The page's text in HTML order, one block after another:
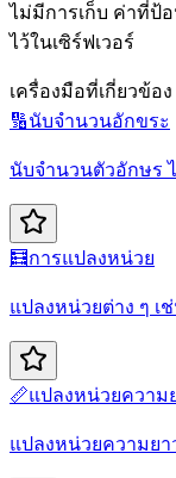
ไม่มีการเก็บ ค่าที่ป้
ไว้ในเซิร์ฟเวอร์
เครื่องมือที่เกี่ยวข้อง
🔢นับจำนวนอักขระ
นับจำนวนตัวอักษร
🧮การแปลงหน่วย
แปลงหน่วยต่าง ๆ เ
📏แปลงหน่วยความ
แปลงหน่วยความยา